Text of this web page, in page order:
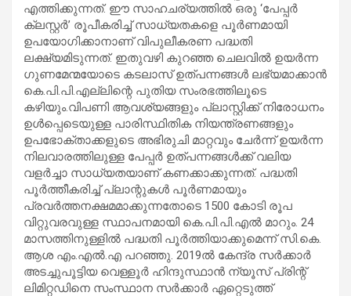
എത്തിക്കുന്നത്. ഈ സാഹചര്യത്തിൽ ഒരു ‘പേപ്പർ
ക്ലസ്റ്റർ’ രൂപീകരിച്ച് സാധ്യതകളെ പൂർണമായി
ഉപയോഗിക്കാനാണ് വിപുലീകരണ പദ്ധതി
ലക്ഷ്യമിടുന്നത്. ഇതുവഴി കുറഞ്ഞ ചെലവിൽ ഉയർന്ന
ഗുണമേന്മയോടെ കടലാസ് ഉത്പന്നങ്ങൾ ലഭ്യമാക്കാൻ
കെ.പി.പി.എല്ലിന്റെ പുതിയ സംരഭത്തിലൂടെ
കഴിയും.വിപണി ആവശ്യങ്ങളും പ്ലാസ്റ്റിക്ക് നിരോധനം
ഉൾപ്പെടെയുള്ള പാരിസ്ഥിതിക നിയന്ത്രണങ്ങളും
ഉപഭോക്താക്കളുടെ അഭിരുചി മാറ്റവും ചേർന്ന് ഉയർന്ന
നിലവാരത്തിലുള്ള പേപ്പർ ഉത്പന്നങ്ങൾക്ക് വലിയ
വളർച്ചാ സാധ്യതയാണ് കണക്കാക്കുന്നത്. പദ്ധതി
പൂർത്തീകരിച്ച് പ്ലാന്റുകൾ പൂർണമായും
പ്രവർത്തനക്ഷമമാക്കുന്നതോടെ 1500 കോടി രൂപ
വിറ്റുവരവുള്ള സ്ഥാപനമായി കെ.പി.പി.എൽ മാറും. 24
മാസത്തിനുള്ളിൽ പദ്ധതി പൂർത്തിയാക്കുമെന്ന് സി.കെ.
ആശ എം.എൽ.എ പറഞ്ഞു. 2019ൽ കേന്ദ്ര സർക്കാർ
അടച്ചുപൂട്ടിയ വെള്ളൂർ ഹിന്ദുസ്ഥാൻ ന്യൂസ് പ്രിന്റ്
ലിമിറ്റഡിനെ സംസ്ഥാന സർക്കാർ ഏറ്റെടുത്ത്